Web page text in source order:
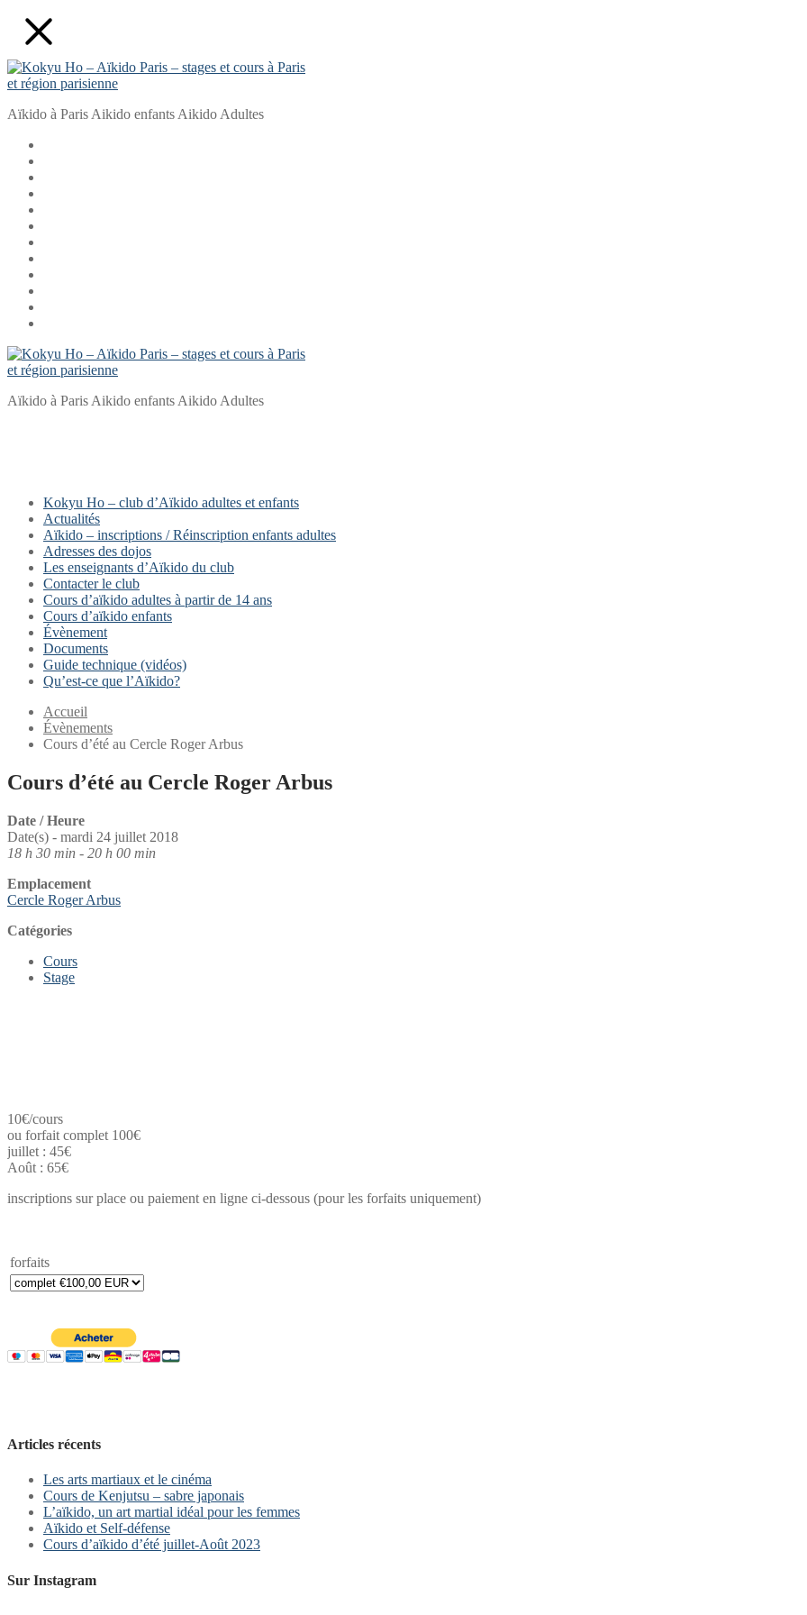
contenu
Menu
Aïkido à Paris Aikido enfants Aikido Adultes
Aïkido à Paris Aikido enfants Aikido Adultes
Kokyu Ho – club d’Aïkido adultes et enfants
Actualités
Aïkido – inscriptions / Réinscription enfants adultes
Adresses des dojos
Les enseignants d’Aïkido du club
Contacter le club
Cours d’aïkido adultes à partir de 14 ans
Cours d’aïkido enfants
Évènement
Documents
Guide technique (vidéos)
Qu’est-ce que l’Aïkido?
Accueil
Évènements
Cours d’été au Cercle Roger Arbus
Cours d’été au Cercle Roger Arbus
Date / Heure
Date(s) - mardi 24 juillet 2018
18 h 30 min - 20 h 00 min
Emplacement
Cercle Roger Arbus
Catégories
Cours
Stage
10€/cours
ou forfait complet 100€
juillet : 45€
Août : 65€
inscriptions sur place ou paiement en ligne ci-dessous (pour les forfaits uniquement)
forfaits
Articles récents
Les arts martiaux et le cinéma
Cours de Kenjutsu – sabre japonais
L’aïkido, un art martial idéal pour les femmes
Aïkido et Self-défense
Cours d’aïkido d’été juillet-Août 2023
Sur Instagram